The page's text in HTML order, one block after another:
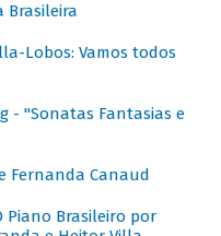
Brasileira
Lobos: Vamos todos
- "Sonatas Fantasias e
Fernanda Canaud
Piano Brasileiro por